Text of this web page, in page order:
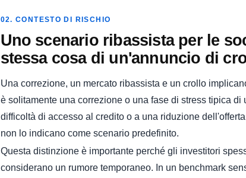
02. CONTESTO DI RISCHIO
Uno scenario ribassista per le
stessa cosa di un'annuncio di
Una correzione, un mercato ribassista e un crollo
è solitamente una correzione o una fase di stress tipica
difficoltà di accesso al credito o a una riduzione
non lo indicano come scenario predefinito.
Questa distinzione è importante perché gli investitori
considerano un rumore temporaneo. In un benchmark